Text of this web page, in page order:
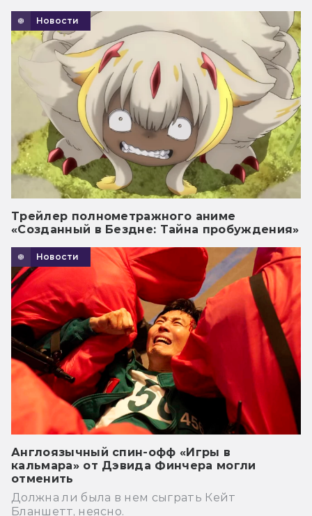
Новости
Трейлер полнометражного аниме
«Созданный в Бездне: Тайна пробуждения»
Новости
Англоязычный спин-офф «Игры в
кальмара» от Дэвида Финчера могли
отменить
Должна ли была в нем сыграть Кейт
Бланшетт, неясно.